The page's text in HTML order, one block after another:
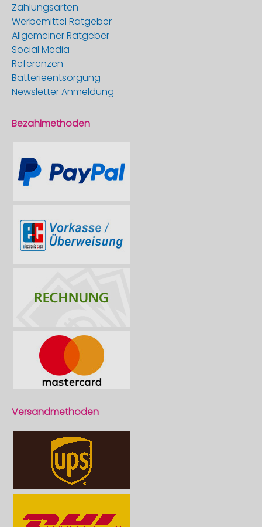
Zahlungsarten
Werbemittel Ratgeber
Allgemeiner Ratgeber
Social Media
Referenzen
Batterieentsorgung
Newsletter Anmeldung
Bezahlmethoden
Versandmethoden